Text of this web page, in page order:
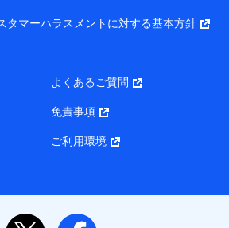
形町2-14-10 アーバンネット日本橋
ンシュアランス 代表取締役社長 吉
ン面談による保険のご相談にあたっ
タマーハラスメントに対する基本方針
よくあるご質問
免責事項
ご利用環境